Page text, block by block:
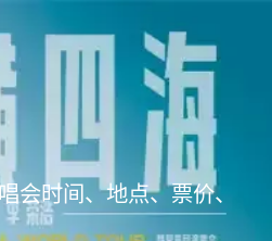
会时间、地点、票价、